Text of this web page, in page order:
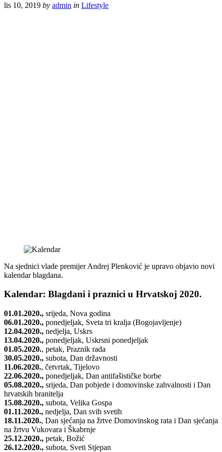
lis 10, 2019 by admin in Lifestyle
Na sjednici vlade premijer Andrej Plenković je upravo objavio novi
kalendar blagdana.
Kalendar: Blagdani i praznici u Hrvatskoj 2020.
01.01.2020., srijeda, Nova godina
06.01.2020., ponedjeljak, Sveta tri kralja (Bogojavljenje)
12.04.2020., nedjelja, Uskrs
13.04.2020., ponedjeljak, Uskrsni ponedjeljak
01.05.2020., petak, Praznik rada
30.05.2020., subota, Dan državnosti
11.06.2020., četvrtak, Tijelovo
22.06.2020., ponedjeljak, Dan antifašističke borbe
05.08.2020., srijeda, Dan pobjede i domovinske zahvalnosti i Dan
hrvatskih branitelja
15.08.2020., subota, Velika Gospa
01.11.2020., nedjelja, Dan svih svetih
18.11.2020., Dan sjećanja na žrtve Domovinskog rata i Dan sjećanja
na žrtvu Vukovara i Škabrnje
25.12.2020., petak, Božić
26.12.2020., subota, Sveti Stjepan